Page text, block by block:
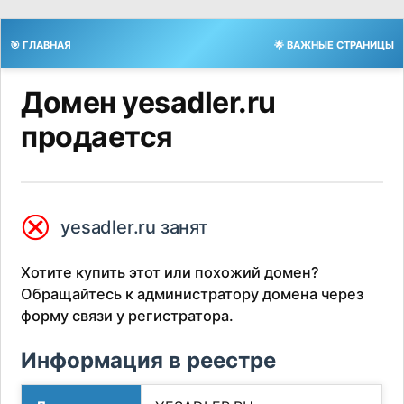
🎯 ГЛАВНАЯ 🌟 ВАЖНЫЕ СТРАНИЦЫ
Домен yesadler.ru
продается
⮿ yesadler.ru занят
Хотите купить этот или похожий домен?
Обращайтесь к администратору домена через
форму связи у регистратора.
Информация в реестре